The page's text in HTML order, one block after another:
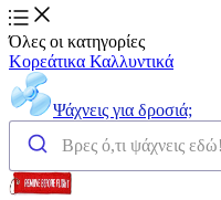
Όλες οι κατηγορίες
Κορεάτικα Καλλυντικά
Ψάχνεις για δροσιά;